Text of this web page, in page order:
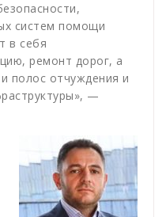
систем помощи
в себя
ремонт дорог, а
полос отчуждения и
—